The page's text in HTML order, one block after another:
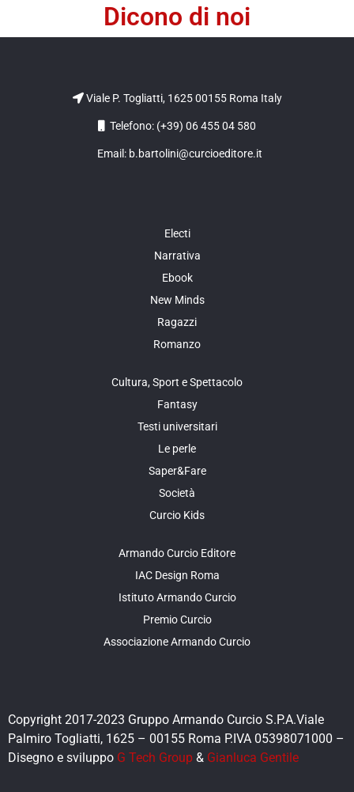
Dicono di noi
Viale P. Togliatti, 1625 00155 Roma Italy
Telefono: (+39) 06 455 04 580
Email: b.bartolini@curcioeditore.it
Electi
Narrativa
Ebook
New Minds
Ragazzi
Romanzo
Cultura, Sport e Spettacolo
Fantasy
Testi universitari
Le perle
Saper&Fare
Società
Curcio Kids
Armando Curcio Editore
IAC Design Roma
Istituto Armando Curcio
Premio Curcio
Associazione Armando Curcio
Copyright 2017-2023 Gruppo Armando Curcio S.P.A.Viale
Palmiro Togliatti, 1625 – 00155 Roma P.IVA 05398071000 –
Disegno e sviluppo G Tech Group & Gianluca Gentile